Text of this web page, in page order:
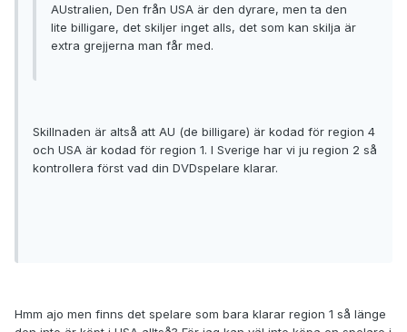
AUstralien, Den från USA är den dyrare, men ta den
lite billigare, det skiljer inget alls, det som kan skilja är
extra grejjerna man får med.
Skillnaden är altså att AU (de billigare) är kodad för region 4
och USA är kodad för region 1. I Sverige har vi ju region 2 så
kontrollera först vad din DVDspelare klarar.
Hmm ajo men finns det spelare som bara klarar region 1 så länge